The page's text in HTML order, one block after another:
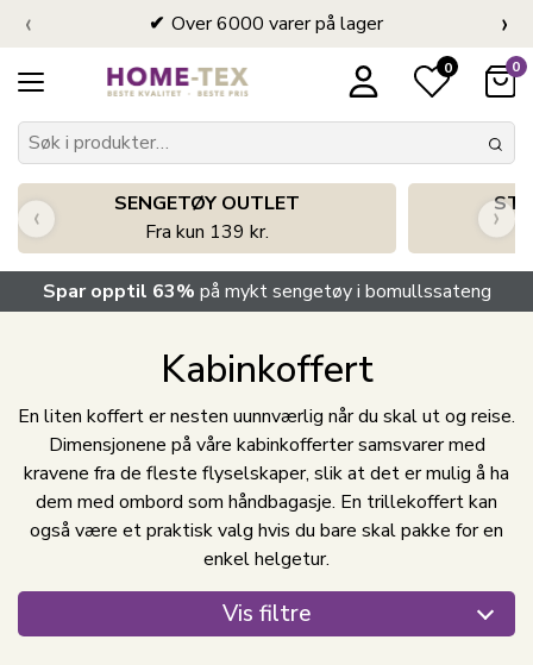
Over 6000 varer på lager
‹ ›
0 0
SENGETØY OUTLET
Fra kun 139 kr.
‹ ›
Spar opptil 63% på mykt sengetøy i bomullssateng
Kabinkoffert
En liten koffert er nesten uunnværlig når du skal ut og reise.
Dimensjonene på våre kabinkofferter samsvarer med
kravene fra de fleste flyselskaper, slik at det er mulig å ha
dem med ombord som håndbagasje. En trillekoffert kan
også være et praktisk valg hvis du bare skal pakke for en
enkel helgetur.
Vis filtre